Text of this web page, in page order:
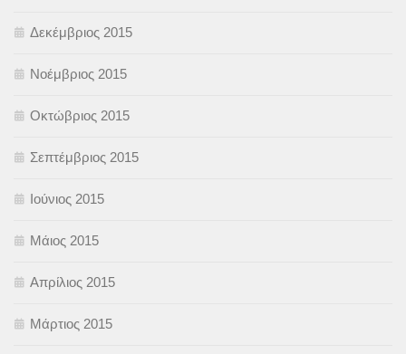
Δεκέμβριος 2015
Νοέμβριος 2015
Οκτώβριος 2015
Σεπτέμβριος 2015
Ιούνιος 2015
Μάιος 2015
Απρίλιος 2015
Μάρτιος 2015